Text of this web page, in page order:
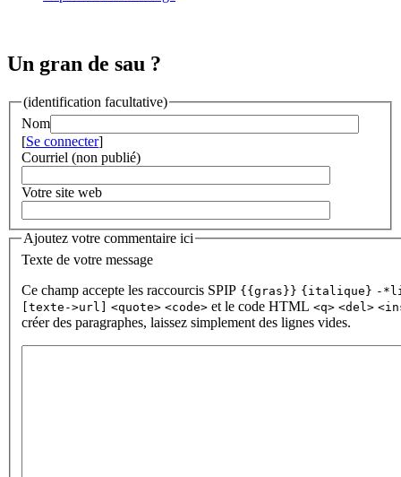
Un gran de sau ?
(identification facultative)
Nom
[Se connecter]
Courriel (non publié)
Votre site web
Ajoutez votre commentaire ici
Texte de votre message
Ce champ accepte les raccourcis SPIP {{gras}} {italique} -
[texte->url]
<quote> <code> et le code HTML <q> <del>
créer des paragraphes, laissez simplement des lignes vides.